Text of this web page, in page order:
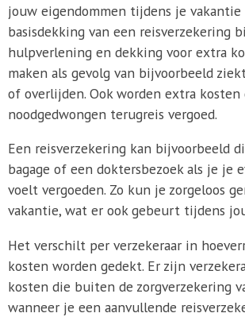
jouw eigendommen tijdens je
basisdekking van een reisverzekering
hulpverlening en dekking voor extra
maken als gevolg van bijvoorbeeld
of overlijden. Ook worden extra kosten
noodgedwongen terugreis vergoed.
Een reisverzekering kan bijvoorbeeld
bagage of een doktersbezoek als je je
voelt vergoeden. Zo kun je zorgeloos
vakantie, wat er ook gebeurt tijdens
Het verschilt per verzekeraar in
kosten worden gedekt. Er zijn
kosten die buiten de zorgverzekering
wanneer je een aanvullende